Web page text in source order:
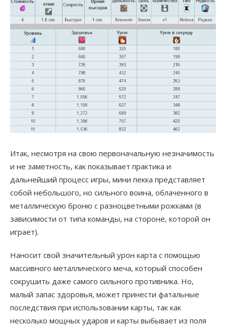
Итак, несмотря на свою первоначальную незначимость
и не заметность, как показывает практика и
дальнейший процесс игры, мини пекка представляет
собой небольшого, но сильного воина, облаченного в
металлическую броню с разноцветными рожками (в
зависимости от типа команды, на стороне, которой он
играет).
Наносит свой значительный урон карта с помощью
массивного металлического меча, который способен
сокрушить даже самого сильного противника. Но,
малый запас здоровья, может принести фатальные
последствия при использовании карты, так как
несколько мощных ударов и карты выбывает из поля